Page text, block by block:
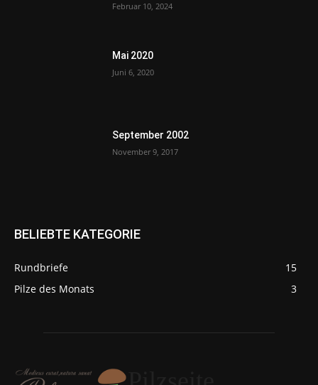
Februar 10, 2024
Mai 2020
Juni 6, 2020
September 2002
November 9, 2017
BELIEBTE KATEGORIE
Rundbriefe
15
Pilze des Monats
3